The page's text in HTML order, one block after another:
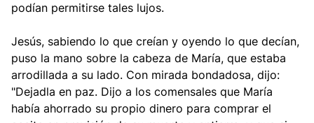
podían permitirse tales lujos.
Jesús, sabiendo lo que creían y oyendo lo que decían,
puso la mano sobre la cabeza de María, que estaba
arrodillada a su lado. Con mirada bondadosa, dijo:
"Dejadla en paz. Dijo a los comensales que María
había ahorrado su propio dinero para comprar el